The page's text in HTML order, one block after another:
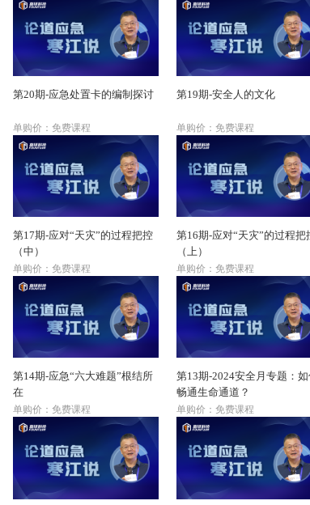
第20期-应急处置卡的编制探讨
单购价：免费课程
第19期-安全人的文化
单购价：免费课程
第17期-应对“天灾”的过程把控
（中）
单购价：免费课程
第16期-应对“天灾”的过程把
（上）
单购价：免费课程
第14期-应急“六大难题”根结所
在
单购价：免费课程
第13期-2024安全月专题：
畅通生命通道？
单购价：免费课程